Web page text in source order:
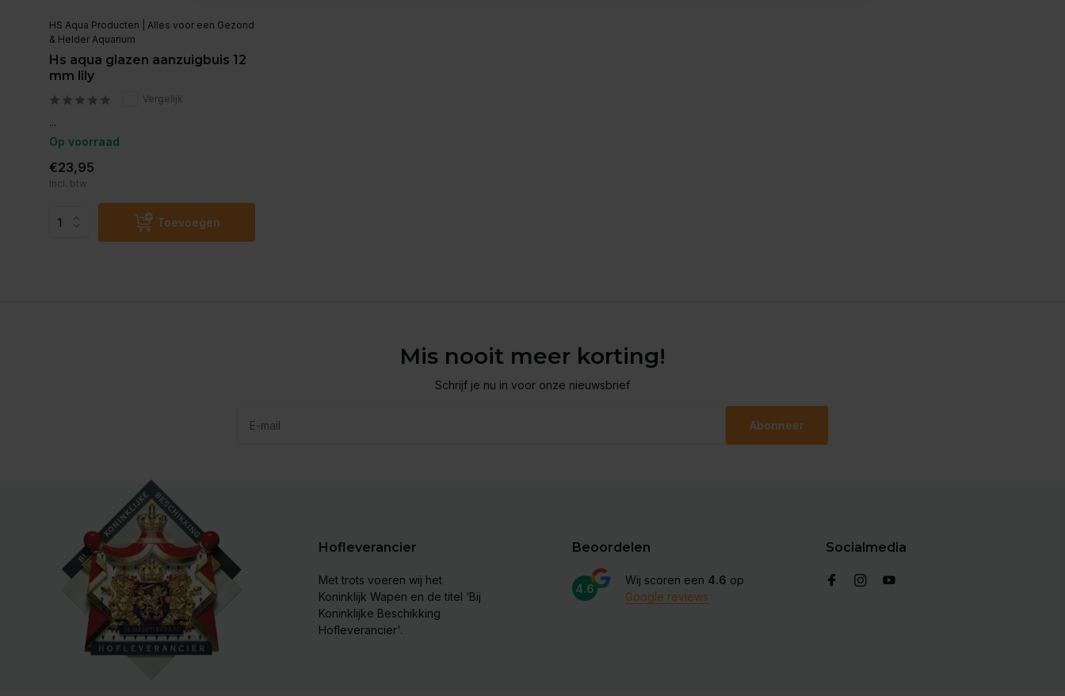
HS Aqua Producten | Alles voor een Gezond
& Helder Aquarium
Hs aqua glazen aanzuigbuis 12
mm lily
Vergelijk
...
Op voorraad
€23,95
Incl. btw
Toevoegen
Mis nooit meer korting!
Schrijf je nu in voor onze nieuwsbrief
Abonneer
Hofleverancier
Met trots voeren wij het
Koninklijk Wapen en de titel ‘Bij
Koninklijke Beschikking
Hofleverancier'.
Beoordelen
4.6
Wij scoren een 4.6 op
Google reviews
Socialmedia